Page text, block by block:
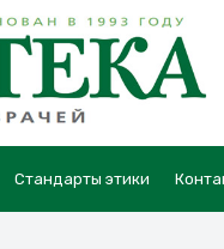
Стандарты этики